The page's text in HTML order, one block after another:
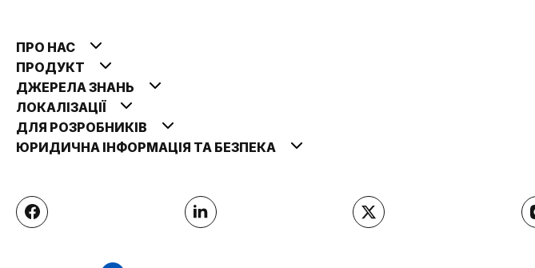
ПРО НАС
ПРОДУКТ
ДЖЕРЕЛА ЗНАНЬ
ЛОКАЛІЗАЦІЇ
ДЛЯ РОЗРОБНИКІВ
ЮРИДИЧНА ІНФОРМАЦІЯ ТА БЕЗПЕКА